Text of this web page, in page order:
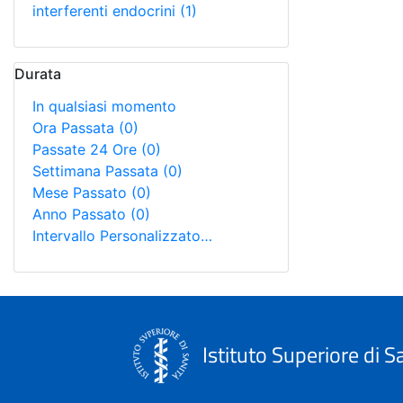
interferenti endocrini (1)
Durata
In qualsiasi momento
Ora Passata (0)
Passate 24 Ore (0)
Settimana Passata (0)
Mese Passato (0)
Anno Passato (0)
Intervallo Personalizzato…
Istituto Superiore di